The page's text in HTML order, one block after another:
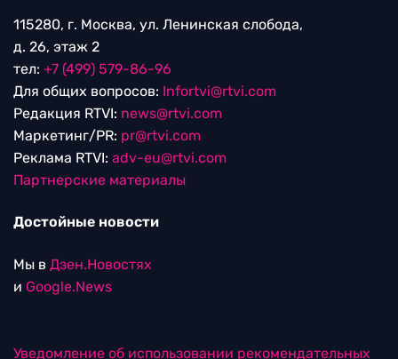
115280, г. Москва, ул. Ленинская слобода,
д. 26, этаж 2
тел: +7 (499) 579-86-96
Для общих вопросов: Infortvi@rtvi.com
Редакция RTVI: news@rtvi.com
Маркетинг/PR: pr@rtvi.com
Реклама RTVI: adv-eu@rtvi.com
Партнерские материалы
Достойные новости
Мы в Дзен.Новостях
и Google.News
Уведомление об использовании рекомендательных